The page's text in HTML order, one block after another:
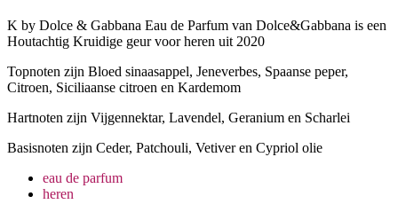
K by Dolce & Gabbana Eau de Parfum van Dolce&Gabbana is een
Houtachtig Kruidige geur voor heren uit 2020
Topnoten zijn Bloed sinaasappel, Jeneverbes, Spaanse peper,
Citroen, Siciliaanse citroen en Kardemom
Hartnoten zijn Vijgennektar, Lavendel, Geranium en Scharlei
Basisnoten zijn Ceder, Patchouli, Vetiver en Cypriol olie
eau de parfum
heren